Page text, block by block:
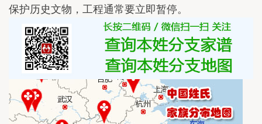
保护历史文物，工程通常要立即暂停。